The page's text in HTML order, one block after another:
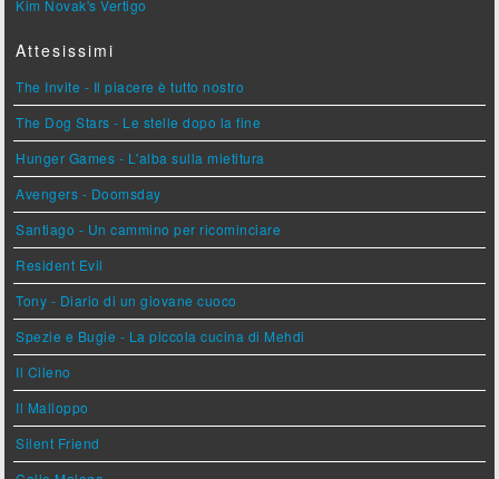
Kim Novak's Vertigo
Attesissimi
The Invite - Il piacere è tutto nostro
The Dog Stars - Le stelle dopo la fine
Hunger Games - L'alba sulla mietitura
Avengers - Doomsday
Santiago - Un cammino per ricominciare
Resident Evil
Tony - Diario di un giovane cuoco
Spezie e Bugie - La piccola cucina di Mehdi
Il Cileno
Il Malloppo
Silent Friend